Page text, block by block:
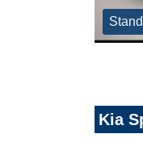
Kia